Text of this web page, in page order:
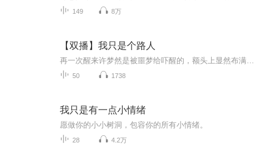
149 8万
【双播】我只是个路人
50 1738
我只是有一点小情绪
愿做你的小小树洞，包容你的所有小情绪。
28 4.2万